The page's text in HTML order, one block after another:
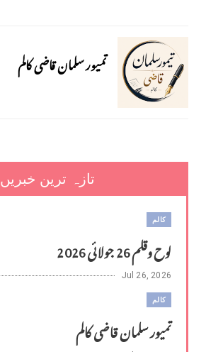
تمیور سلمان قاضی کالم
تازہ ترین خبریں
کالم
لوح وقلم 26 جولائی 2026
Jul 26, 2026
کالم
تمیور سلمان قاضی کالم